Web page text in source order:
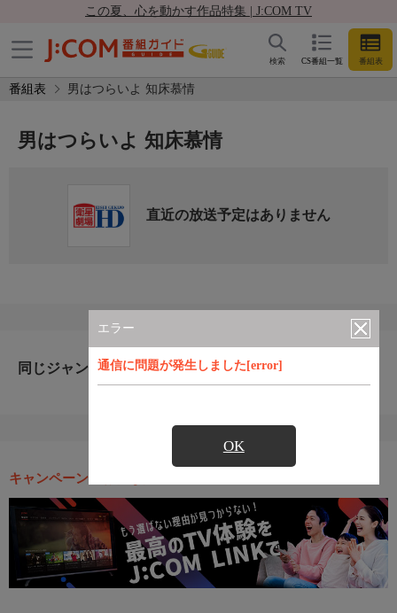
この夏、心を動かす作品特集 | J:COM TV
CS番組一覧 番組表
検索
番組表 男はつらいよ 知床慕情
エラー
通信に問題が発生しました[error]
OK
男はつらいよ 知床慕情
直近の放送予定はありません
同じジャンルのおすすめ番組
キャンペーン・お得な情報